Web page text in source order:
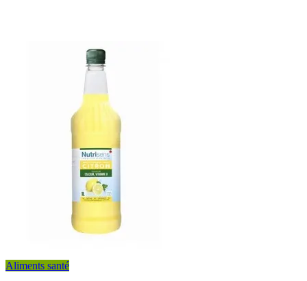
Aliments santé